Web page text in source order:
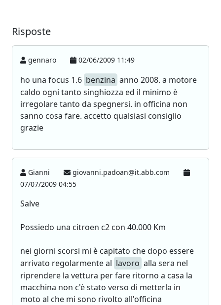
Risposte
gennaro 02/06/2009 11:49
ho una focus 1.6 benzina anno 2008. a motore
caldo ogni tanto singhiozza ed il minimo è
irregolare tanto da spegnersi. in officina non
sanno cosa fare. accetto qualsiasi consiglio
grazie
Gianni
giovanni.padoan@it.abb.com
07/07/2009 04:55
Salve
Possiedo una citroen c2 con 40.000 Km
nei giorni scorsi mi è capitato che dopo essere
arrivato regolarmente al lavoro alla sera nel
riprendere la vettura per fare ritorno a casa la
macchina non c'è stato verso di metterla in
moto al che mi sono rivolto all'officina